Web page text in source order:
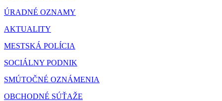
ÚRADNÉ OZNAMY
AKTUALITY
MESTSKÁ POLÍCIA
SOCIÁLNY PODNIK
SMÚTOČNÉ OZNÁMENIA
OBCHODNÉ SÚŤAŽE